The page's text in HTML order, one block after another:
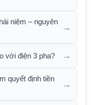
niệm – nguyên
→
với điện 3 pha? →
quyết định tiền
→